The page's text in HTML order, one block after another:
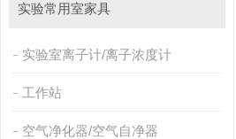
实验常用室家具
实验室离子计/离子浓度计
工作站
空气净化器/空气自净器